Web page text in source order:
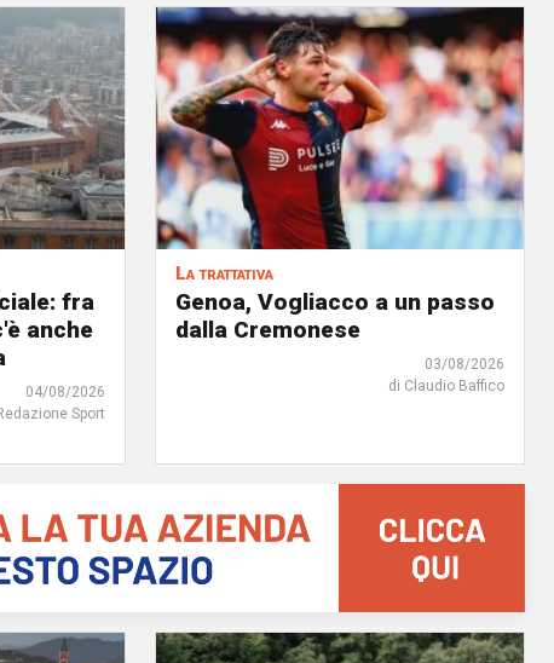
fra
anche
04/08/2026
Sport
La trattativa
Genoa, Vogliacco a un passo
dalla Cremonese
03/08/2026
di Claudio Baffico